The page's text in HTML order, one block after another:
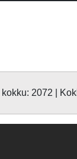
2072 |